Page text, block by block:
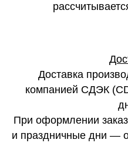
Доставка
компанией СДЭК
При оформлении
и праздничные дни —